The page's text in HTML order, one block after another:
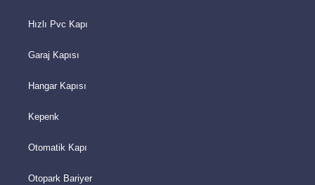
Hızlı Pvc Kapı
Garaj Kapısı
Hangar Kapısı
Kepenk
Otomatik Kapı
Otopark Bariyer